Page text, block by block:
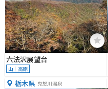
六法沢展望台
山｜高原
栃木県 鬼怒川温泉